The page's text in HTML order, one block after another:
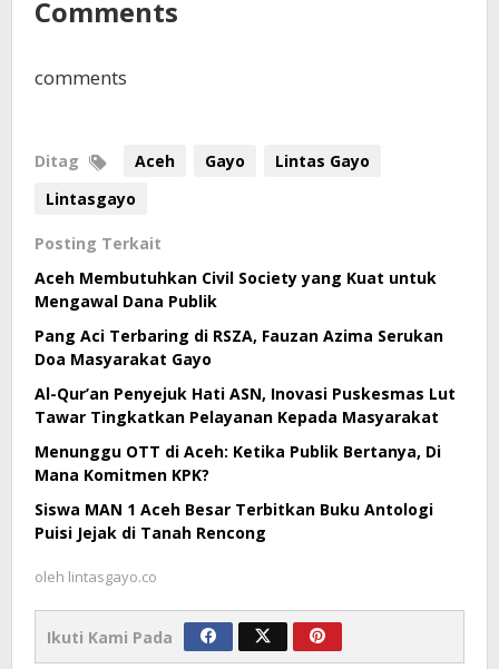
Comments
comments
Ditag Aceh Gayo
Lintas Gayo
Lintasgayo
Posting Terkait
Aceh Membutuhkan Civil Society yang Kuat untuk
Mengawal Dana Publik
Pang Aci Terbaring di RSZA, Fauzan Azima Serukan
Doa Masyarakat Gayo
Al-Qur’an Penyejuk Hati ASN, Inovasi Puskesmas Lut
Tawar Tingkatkan Pelayanan Kepada Masyarakat
Menunggu OTT di Aceh: Ketika Publik Bertanya, Di
Mana Komitmen KPK?
Siswa MAN 1 Aceh Besar Terbitkan Buku Antologi
Puisi Jejak di Tanah Rencong
oleh lintasgayo.co
Ikuti Kami Pada